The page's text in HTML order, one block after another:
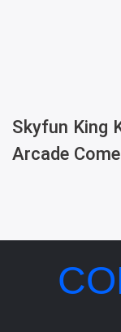
Skyfun King
Arcade